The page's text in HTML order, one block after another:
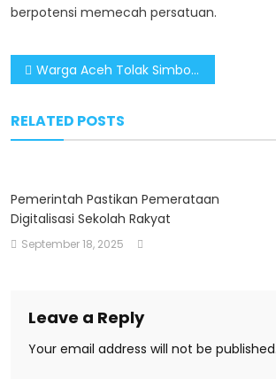
berpotensi memecah persatuan.
Post
Warga Aceh Tolak Simbol Separatis Hambat Upaya Pemulihan Pascabencana
RELATED POSTS
Pemerintah Pastikan Pemerataan
Digitalisasi Sekolah Rakyat
September 18, 2025
Leave a Reply
Your email address will not be published.